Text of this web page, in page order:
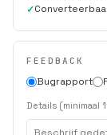
FEEDBACK
Bugrapport
Details (minimaal